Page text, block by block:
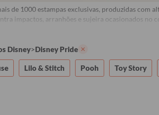
de 1000 estampas exclusivas, produzidas com
impactos, arranhões e sujeira ocasionados no
Disney>Disney Pride
Lilo & Stitch Pooh Toy Story